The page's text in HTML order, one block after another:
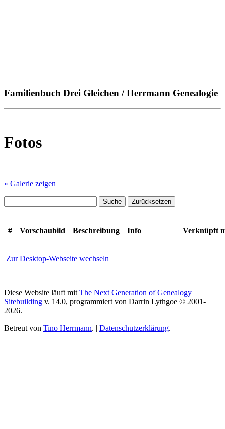
Familienbuch Drei Gleichen / Herrmann Genealogie
Fotos
» Galerie zeigen
# Vorschaubild Beschreibung Info Verknüpft
Zur Desktop-Webseite wechseln
Diese Website läuft mit The Next Generation of Genealogy
Sitebuilding v. 14.0, programmiert von Darrin Lythgoe © 2001-
2026.
Betreut von Tino Herrmann. | Datenschutzerklärung.